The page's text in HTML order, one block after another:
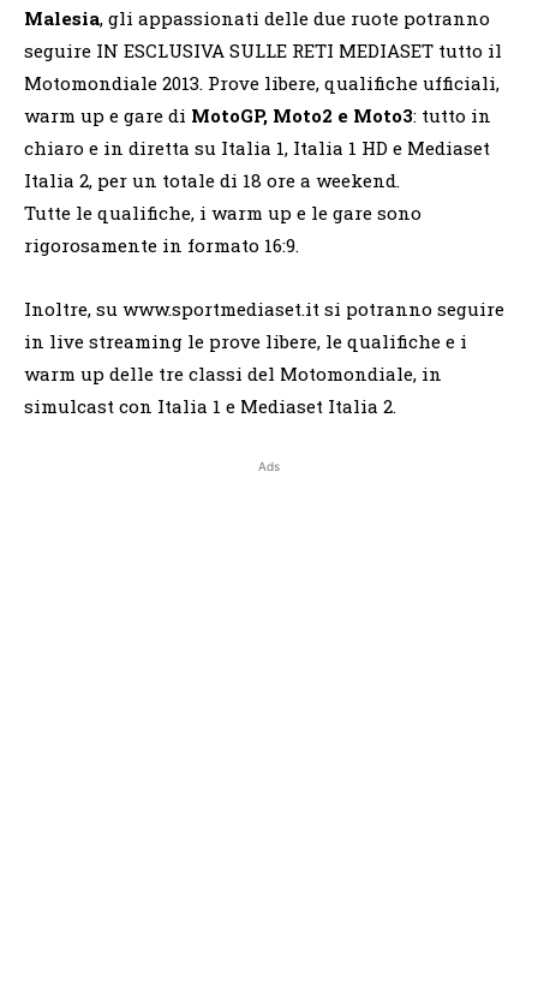
Malesia, gli appassionati delle due ruote potranno
seguire IN ESCLUSIVA SULLE RETI MEDIASET tutto il
Motomondiale 2013. Prove libere, qualifiche ufficiali,
warm up e gare di MotoGP, Moto2 e Moto3: tutto in
chiaro e in diretta su Italia 1, Italia 1 HD e Mediaset
Italia 2, per un totale di 18 ore a weekend.
Tutte le qualifiche, i warm up e le gare sono
rigorosamente in formato 16:9.
Inoltre, su www.sportmediaset.it si potranno seguire
in live streaming le prove libere, le qualifiche e i
warm up delle tre classi del Motomondiale, in
simulcast con Italia 1 e Mediaset Italia 2.
Ads